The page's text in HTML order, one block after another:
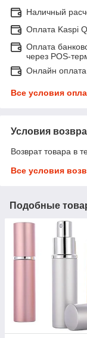
Наличный
Оплата Kaspi
Оплата
через POS-
Онлайн оплата
Все условия
Условия
Возврат товара в
Все условия
Подобные